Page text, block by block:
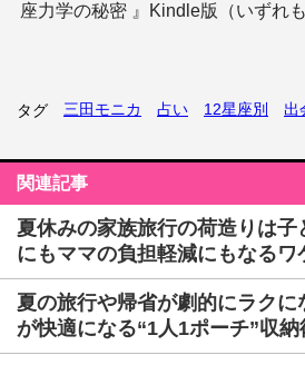
座力学の秘密 』Kindle版（いずれ
タグ 三田モニカ 占い 12星座別 出
関連記事
夏休みの家族旅行の荷造りは
にもママの負担軽減にもなるワ
夏の旅行や帰省が劇的にラク
が快適になる“1人1ポーチ”収納